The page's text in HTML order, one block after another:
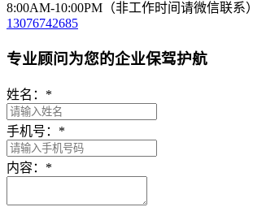
8:00AM-10:00PM（非工作时间请微信联系）
13076742685
专业顾问为您的企业保驾护航
姓名： *
手机号： *
内容： *